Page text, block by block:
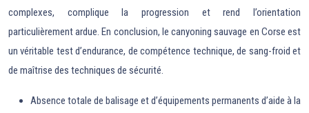
complexes, complique la progression et rend l’orientation
particulièrement ardue. En conclusion, le canyoning sauvage en Corse est
un véritable test d’endurance, de compétence technique, de sang-froid et
de maîtrise des techniques de sécurité.
Absence totale de balisage et d’équipements permanents d’aide à la